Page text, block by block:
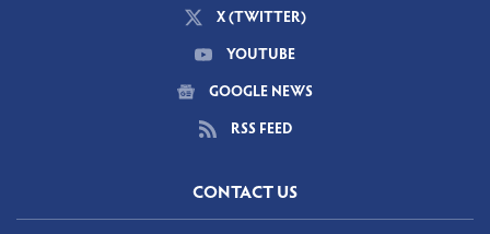
X (TWITTER)
YOUTUBE
GOOGLE NEWS
RSS FEED
CONTACT US